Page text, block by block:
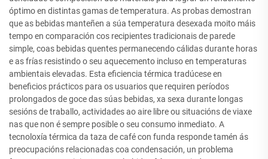
óptimo en distintas gamas de temperatura. As probas demostran
que as bebidas manteñen a súa temperatura desexada moito máis
tempo en comparación cos recipientes tradicionais de parede
simple, coas bebidas quentes permanecendo cálidas durante horas
e as frías resistindo o seu aquecemento incluso en temperaturas
ambientais elevadas. Esta eficiencia térmica tradúcese en
beneficios prácticos para os usuarios que requiren períodos
prolongados de goce das súas bebidas, xa sexa durante longas
sesións de traballo, actividades ao aire libre ou situacións de viaxe
nas que non é sempre posible o seu consumo inmediato. A
tecnoloxía térmica da taza de café con funda responde tamén ás
preocupacións relacionadas coa condensación, un problema